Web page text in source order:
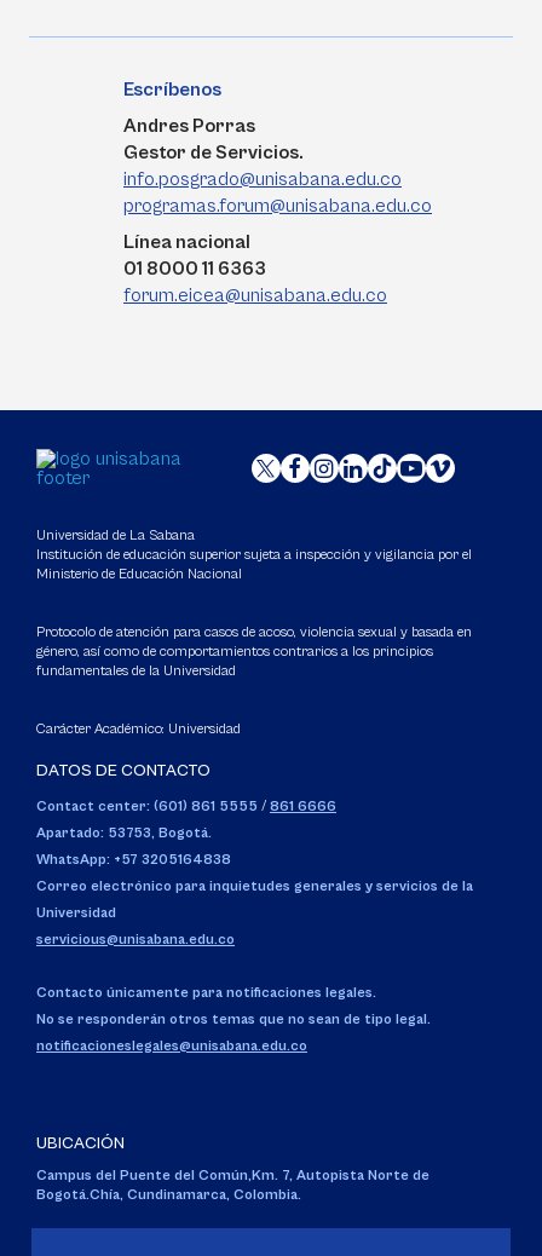
Escríbenos
Andres Porras
Gestor de Servicios.
info.posgrado@unisabana.edu.co
programas.forum@unisabana.edu.co
Línea nacional
01 8000 11 6363
forum.eicea@unisabana.edu.co
Universidad de La Sabana
Institución de educación superior sujeta a inspección y vigilancia por el
Ministerio de Educación Nacional
Protocolo de atención para casos de acoso, violencia sexual y basada en
género, así como de comportamientos contrarios a los principios
fundamentales de la Universidad
Carácter Académico: Universidad
DATOS DE CONTACTO
Contact center: (601) 861 5555 / 861 6666
Apartado: 53753, Bogotá.
WhatsApp: +57 3205164838
Correo electrónico para inquietudes generales y servicios de la
Universidad
servicious@unisabana.edu.co
Contacto únicamente para notificaciones legales.
No se responderán otros temas que no sean de tipo legal.
notificacioneslegales@unisabana.edu.co
UBICACIÓN
Campus del Puente del Común,Km. 7, Autopista Norte de
Bogotá.Chía, Cundinamarca, Colombia.